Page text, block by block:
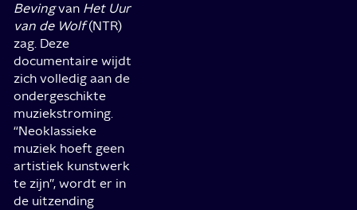
Bevingvan Het Uur
van de Wolf(NTR)
zag. Deze
documentaire wijdt
zich volledig aan de
ondergeschikte
muziekstroming.
“Neoklassieke
muziek hoeft geen
artistiek kunstwerk
te zijn”, wordt er in
de uitzending